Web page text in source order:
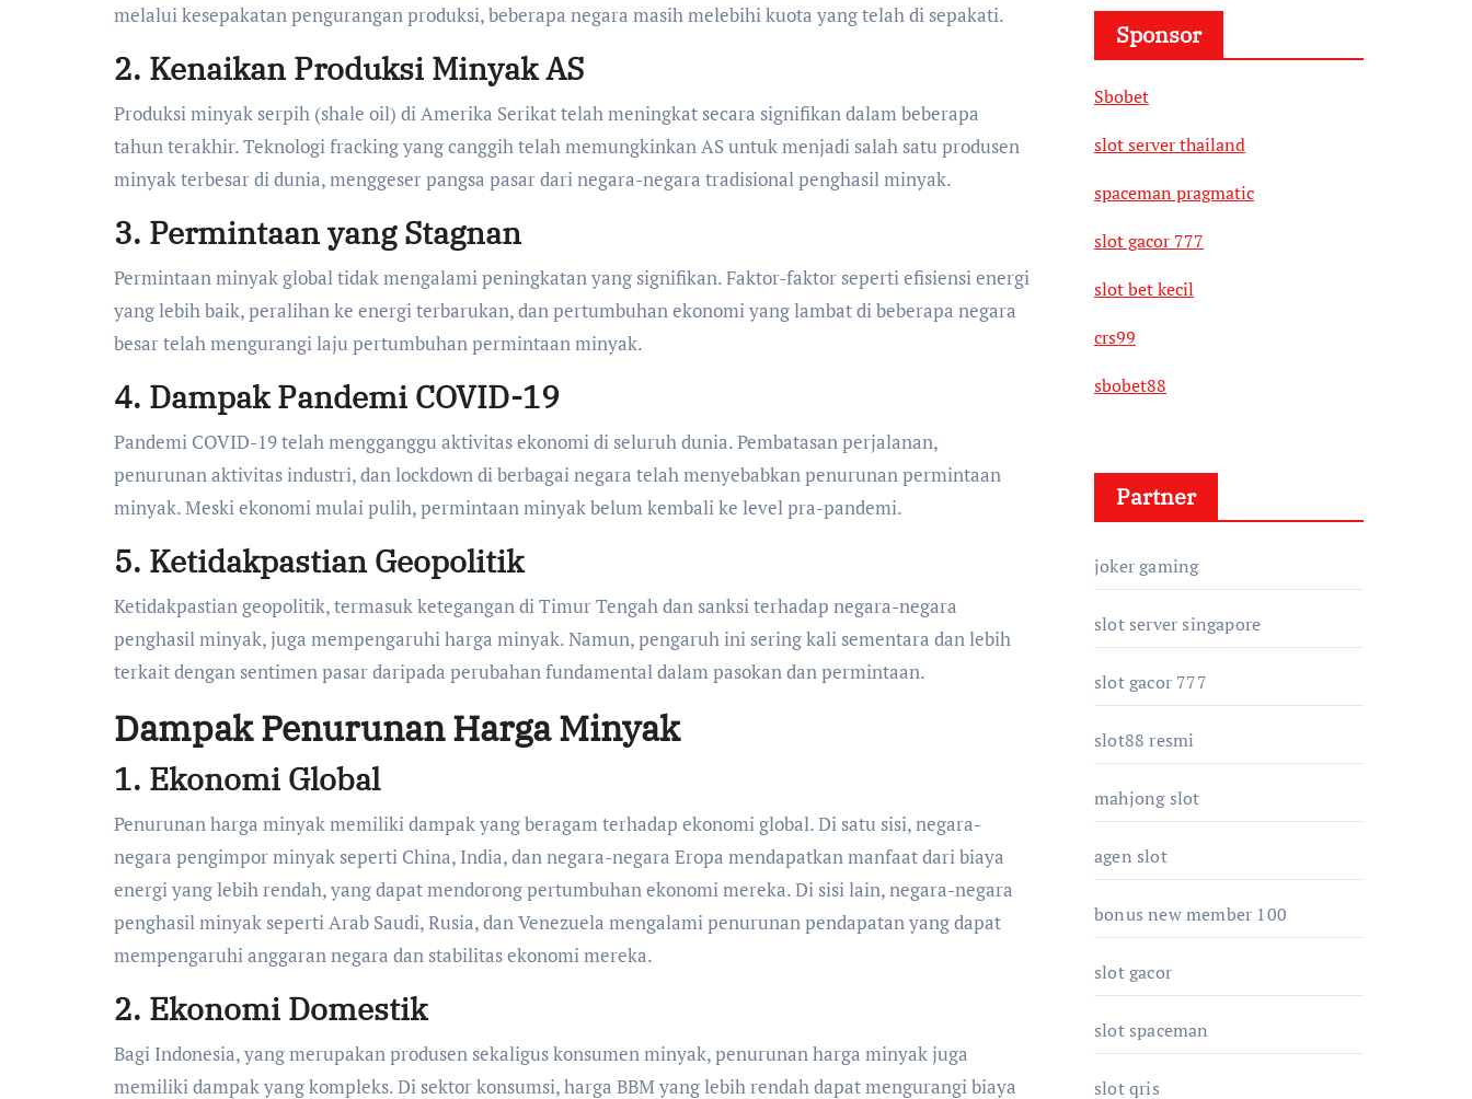
melalui kesepakatan pengurangan produksi, beberapa negara masih melebihi kuota yang telah di sepakati.
2. Kenaikan Produksi Minyak AS
Produksi minyak serpih (shale oil) di Amerika Serikat telah meningkat secara signifikan dalam beberapa
tahun terakhir. Teknologi fracking yang canggih telah memungkinkan AS untuk menjadi salah satu produsen
minyak terbesar di dunia, menggeser pangsa pasar dari negara-negara tradisional penghasil minyak.
3. Permintaan yang Stagnan
Permintaan minyak global tidak mengalami peningkatan yang signifikan. Faktor-faktor seperti efisiensi energi
yang lebih baik, peralihan ke energi terbarukan, dan pertumbuhan ekonomi yang lambat di beberapa negara
besar telah mengurangi laju pertumbuhan permintaan minyak.
4. Dampak Pandemi COVID-19
Pandemi COVID-19 telah mengganggu aktivitas ekonomi di seluruh dunia. Pembatasan perjalanan,
penurunan aktivitas industri, dan lockdown di berbagai negara telah menyebabkan penurunan permintaan
minyak. Meski ekonomi mulai pulih, permintaan minyak belum kembali ke level pra-pandemi.
5. Ketidakpastian Geopolitik
Ketidakpastian geopolitik, termasuk ketegangan di Timur Tengah dan sanksi terhadap negara-negara
penghasil minyak, juga mempengaruhi harga minyak. Namun, pengaruh ini sering kali sementara dan lebih
terkait dengan sentimen pasar daripada perubahan fundamental dalam pasokan dan permintaan.
Dampak Penurunan Harga Minyak
1. Ekonomi Global
Penurunan harga minyak memiliki dampak yang beragam terhadap ekonomi global. Di satu sisi, negara-
negara pengimpor minyak seperti China, India, dan negara-negara Eropa mendapatkan manfaat dari biaya
energi yang lebih rendah, yang dapat mendorong pertumbuhan ekonomi mereka. Di sisi lain, negara-negara
penghasil minyak seperti Arab Saudi, Rusia, dan Venezuela mengalami penurunan pendapatan yang dapat
mempengaruhi anggaran negara dan stabilitas ekonomi mereka.
2. Ekonomi Domestik
Bagi Indonesia, yang merupakan produsen sekaligus konsumen minyak, penurunan harga minyak juga
memiliki dampak yang kompleks. Di sektor konsumsi, harga BBM yang lebih rendah dapat mengurangi biaya
Sponsor
Sbobet
slot server thailand
spaceman pragmatic
slot gacor 777
slot bet kecil
crs99
sbobet88
Partner
joker gaming
slot server singapore
slot gacor 777
slot88 resmi
mahjong slot
agen slot
bonus new member 100
slot gacor
slot spaceman
slot qris